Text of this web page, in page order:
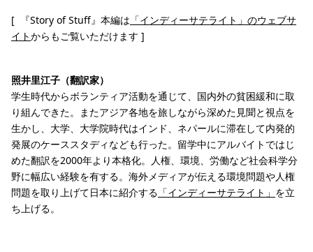
[ 『Story of Stuff』本編は 「インディーサテライト」のウェブサ
イトからもご覧いただけます ]
照井里江子（翻訳家）
学生時代からボランティア活動を通じて、国内外の貧困緩和に取
り組んできた。またアジア各地を旅しながら深めた見聞と視点を
生かし、大学、大学院時代はインド、ネパールに滞在して内発的
発展のケーススタディなども行った。留学中にアルバイトではじ
めた翻訳を2000年より本格化。人権、環境、労働など社会科学分
野に幅広い経験を有する。海外メディアが伝える環境問題や人権
問題を取り上げて日本に紹介する 「インディーサテライト」 を立
ち上げる。